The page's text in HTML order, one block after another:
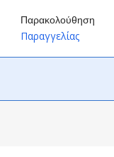
Παρακολούθηση
Παραγγελίας